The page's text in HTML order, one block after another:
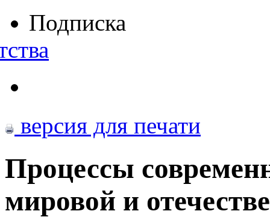
Подписка
версия для печати
Процессы
мировой и